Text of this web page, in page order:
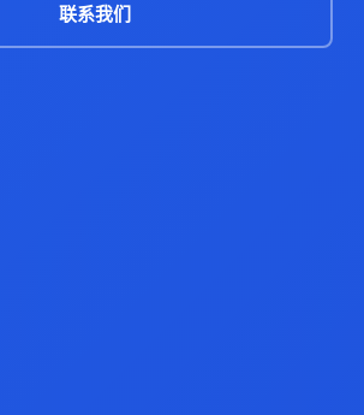
联系我们